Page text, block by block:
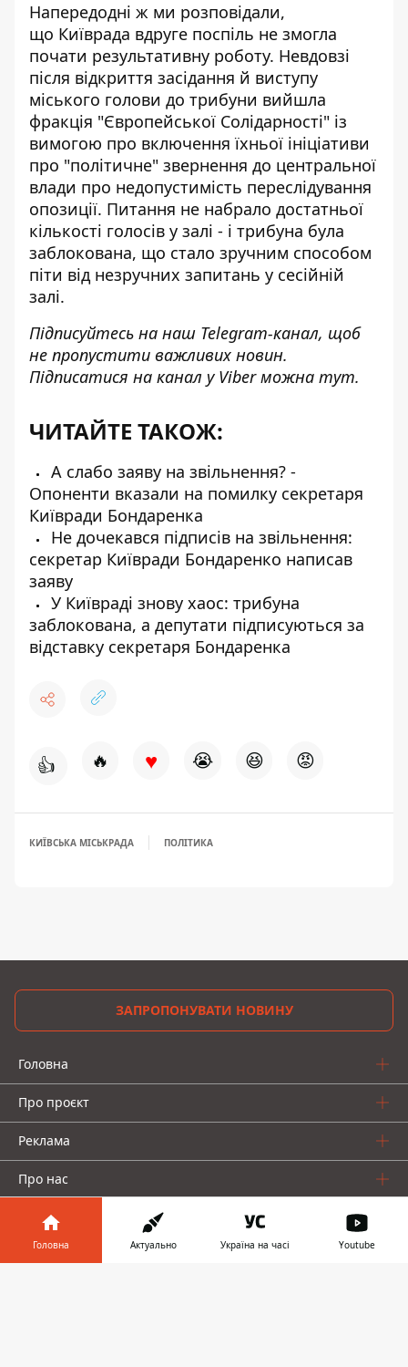
Напередодні ж ми розповідали,
що Київрада вдруге поспіль не змогла
почати результативну роботу. Невдовзі
після відкриття засідання й виступу
міського голови до трибуни вийшла
фракція "Європейської Солідарності" із
вимогою про включення їхньої ініціативи
про "політичне" звернення до центральної
влади про недопустимість переслідування
опозиції. Питання не набрало достатньої
кількості голосів у залі - і трибуна була
заблокована, що стало зручним способом
піти від незручних запитань у сесійній
залі.
Підписуйтесь на наш Telegram-канал, щоб
не пропустити важливих новин.
Підписатися на канал у Viber можна тут.
ЧИТАЙТЕ ТАКОЖ:
А слабо заяву на звільнення? -
Опоненти вказали на помилку секретаря
Київради Бондаренка
Не дочекався підписів на звільнення:
секретар Київради Бондаренко написав
заяву
У Київраді знову хаос: трибуна
заблокована, а депутати підписуються за
відставку секретаря Бондаренка
👍 🔥 ♥ 😭 😆 😡
КИЇВСЬКА МІСЬКРАДА ПОЛІТИКА
ЗАПРОПОНУВАТИ НОВИНУ
Головна
Про проєкт
Реклама
Про нас
Головна Актуально Україна на часі Youtube